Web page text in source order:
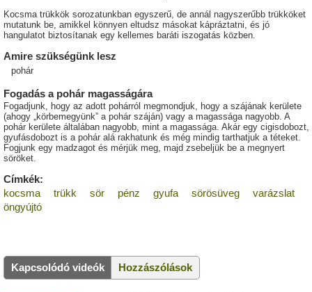
Kocsma trükkök sorozatunkban egyszerű, de annál nagyszerűbb trükköket
mutatunk be, amikkel könnyen eltudsz másokat kápráztatni, és jó
hangulatot biztosítanak egy kellemes baráti iszogatás közben.
Amire szükségünk lesz
pohár
Fogadás a pohár magasságára
Fogadjunk, hogy az adott pohárról megmondjuk, hogy a szájának kerülete
(ahogy „körbemegyünk” a pohár száján) vagy a magassága nagyobb. A
pohár kerülete általában nagyobb, mint a magassága. Akár egy cigisdobozt,
gyufásdobozt is a pohár alá rakhatunk és még mindig tarthatjuk a téteket.
Fogjunk egy madzagot és mérjük meg, majd zsebeljük be a megnyert
söröket.
Címkék:
kocsma
trükk sör pénz gyufa sörösüveg
varázslat
öngyújtó
Kapcsolódó videók Hozzászólások